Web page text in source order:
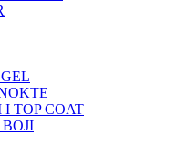
TOP COAT